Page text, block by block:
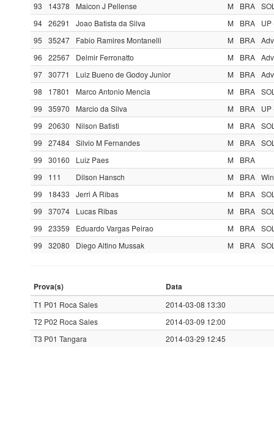
93
14378 Maicon J Pellense M BRA
94 26291 Joao Batista da Silva M BRA
UP
95
35247 Fabio Ramires Montanelli M BRA
96
22567 Delmir Ferronatto M BRA
97 30771 Luiz Bueno de Godoy Junior M BRA
98
17801 Marco Antonio Mencia M BRA
99
35970 Marcio da Silva M BRA
UP
99
20630 Nilson Batisti M BRA
99
27484 Silvio M Fernandes M BRA
99
30160 Luiz Paes M
BRA
99
111 Dilson Hansch M BRA
99
18433 Jerri A Ribas M BRA
99
37074 Lucas Ribas M BRA
99
23359 Eduardo Vargas Peirao M BRA
99
32080 Diego Altino Mussak M BRA
Prova(s) Data
T1 P01 Roca Sales
2014-03-08 13:30
T2 P02 Roca Sales
2014-03-09 12:00
T3 P01 Tangara
2014-03-29 12:45